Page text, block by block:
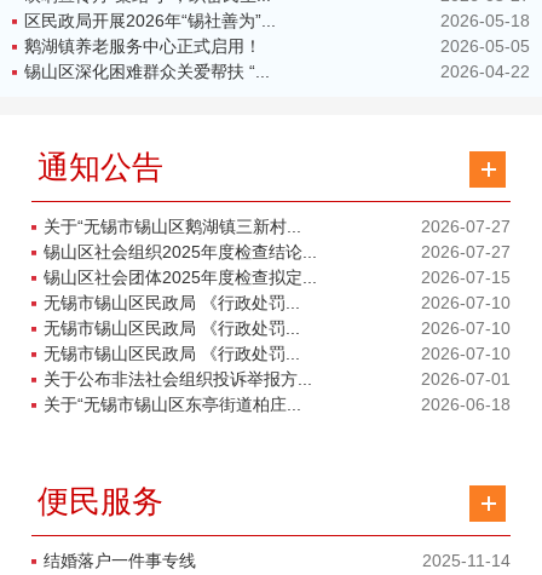
2026-05-18
区民政局开展2026年“锡社善为”...
2026-05-05
鹅湖镇养老服务中心正式启用！
2026-04-22
锡山区深化困难群众关爱帮扶 “...
通知公告
2026-07-27
关于“无锡市锡山区鹅湖镇三新村...
2026-07-27
锡山区社会组织2025年度检查结论...
2026-07-15
锡山区社会团体2025年度检查拟定...
2026-07-10
无锡市锡山区民政局 《行政处罚...
2026-07-10
无锡市锡山区民政局 《行政处罚...
2026-07-10
无锡市锡山区民政局 《行政处罚...
2026-07-01
关于公布非法社会组织投诉举报方...
2026-06-18
关于“无锡市锡山区东亭街道柏庄...
便民服务
2025-11-14
结婚落户一件事专线